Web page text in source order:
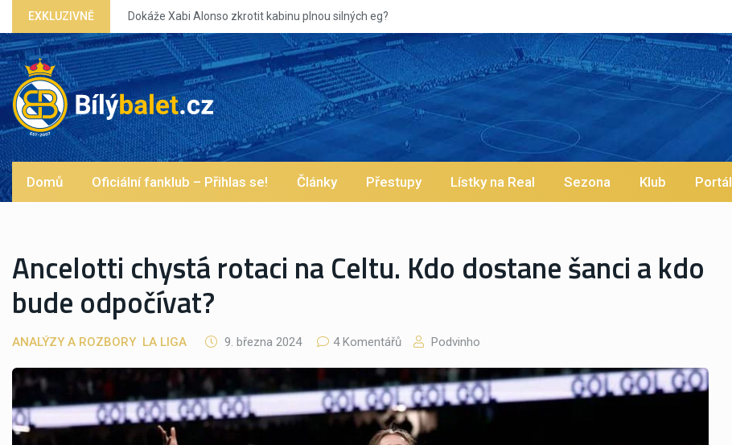
EXKLUZIVNĚDokáže Xabi Alonso zkrotit kabinu plnou silných eg?
Domů Oficiální fanklub – Přihlas se! Články Přestupy Lístky na Real Sezona Klub Portál
Ancelotti chystá rotaci na Celtu. Kdo dostane šanci a kdo
bude odpočívat?
ANALÝZY A ROZBORY LA LIGA 9. března 2024 4 Komentářů Podvinho